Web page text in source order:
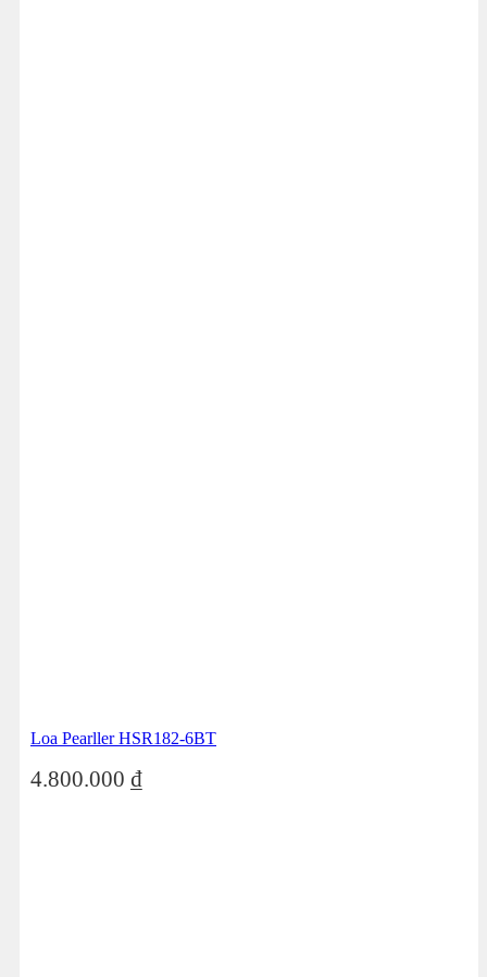
Loa Pearller HSR182-6BT
4.800.000 ₫